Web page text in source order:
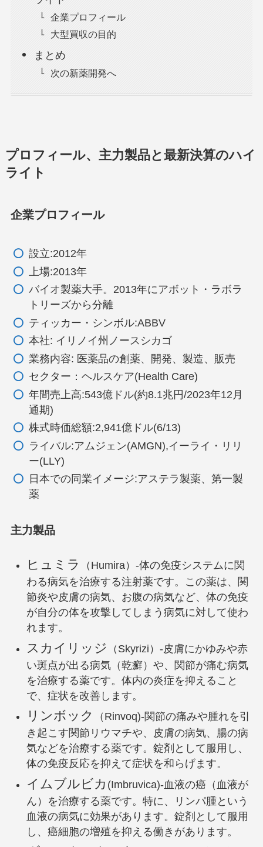
企業プロフィール
大型買収の目的
まとめ
次の新薬開発へ
プロフィール、主力製品と最新決算のハイ
ライト
企業プロフィール
設立:2012年
上場:2013年
バイオ製薬大手。2013年にアボット・ラボラ
トリーズから分離
ティッカー・シンボル:ABBV
本社: イリノイ州ノースシカゴ
業務内容: 医薬品の創薬、開発、製造、販売
セクター：ヘルスケア(Health Care)
年間売上高:543億ドル(約8.1兆円/2023年12月
通期)
株式時価総額:2,941億ドル(6/13)
ライバル:アムジェン(AMGN),イーライ・リリ
ー(LLY)
日本での同業イメージ:アステラ製薬、第一製
薬
主力製品
ヒュミラ
（Humira）-体の免疫システムに関
わる病気を治療する注射薬です。この薬は、関
節炎や皮膚の病気、お腹の病気など、体の免疫
が自分の体を攻撃してしまう病気に対して使わ
れます。
スカイリッジ （Skyrizi）-皮膚にかゆみや赤
い斑点が出る病気（乾癬）や、関節が痛む病気
を治療する薬です。体内の炎症を抑えること
で、症状を改善します。
リンボック
（Rinvoq)-関節の痛みや腫れを引
き起こす関節リウマチや、皮膚の病気、腸の病
気などを治療する薬です。錠剤として服用し、
体の免疫反応を抑えて症状を和らげます。
イムブルビカ (Imbruvica)-血液の癌（血液が
ん）を治療する薬です。特に、リンパ腫という
血液の病気に効果があります。錠剤として服用
し、癌細胞の増殖を抑える働きがあります。